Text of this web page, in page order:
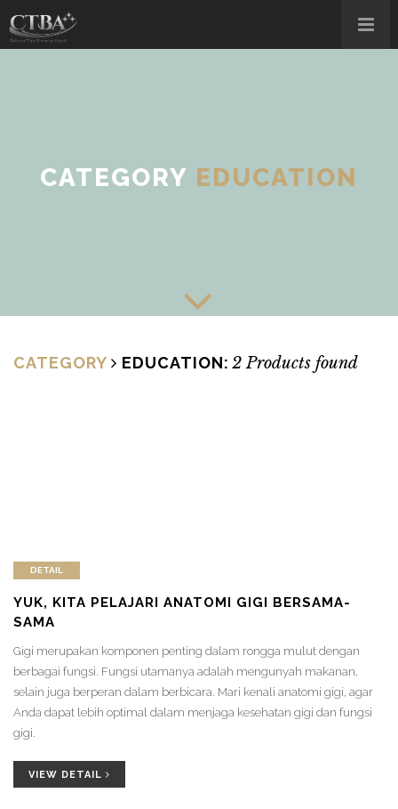
CATEGORY EDUCATION
CATEGORY EDUCATION: 2 Products found
DETAIL
YUK, KITA PELAJARI ANATOMI GIGI BERSAMA-
SAMA
Gigi merupakan komponen penting dalam rongga mulut dengan
berbagai fungsi. Fungsi utamanya adalah mengunyah makanan,
selain juga berperan dalam berbicara. Mari kenali anatomi gigi, agar
Anda dapat lebih optimal dalam menjaga kesehatan gigi dan fungsi
gigi.
VIEW DETAIL